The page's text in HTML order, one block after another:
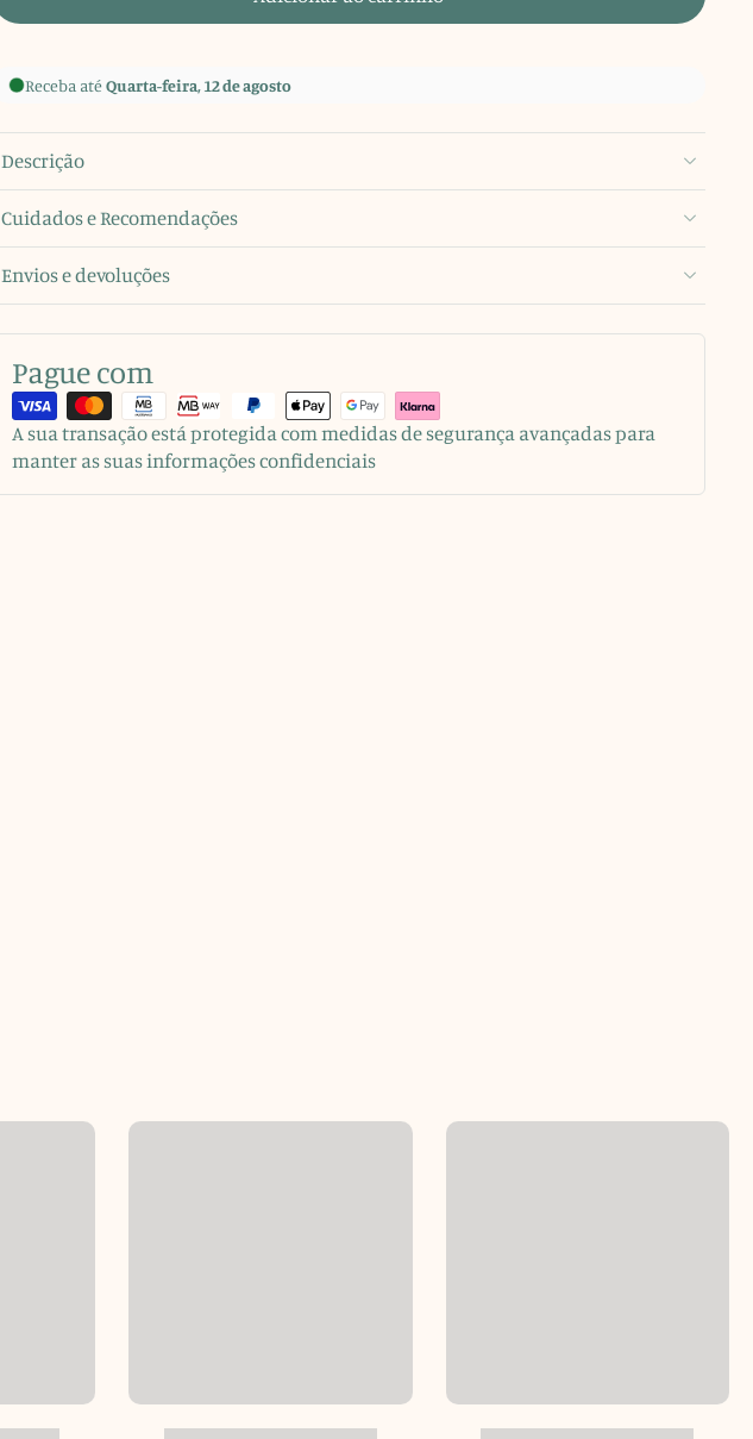
Receba atéQuarta-feira, 12 de agosto
Descrição
Cuidados e Recomendações
Envios e devoluções
Pague com
A sua transação está protegida com medidas de segurança avançadas para
manter as suas informações confidenciais